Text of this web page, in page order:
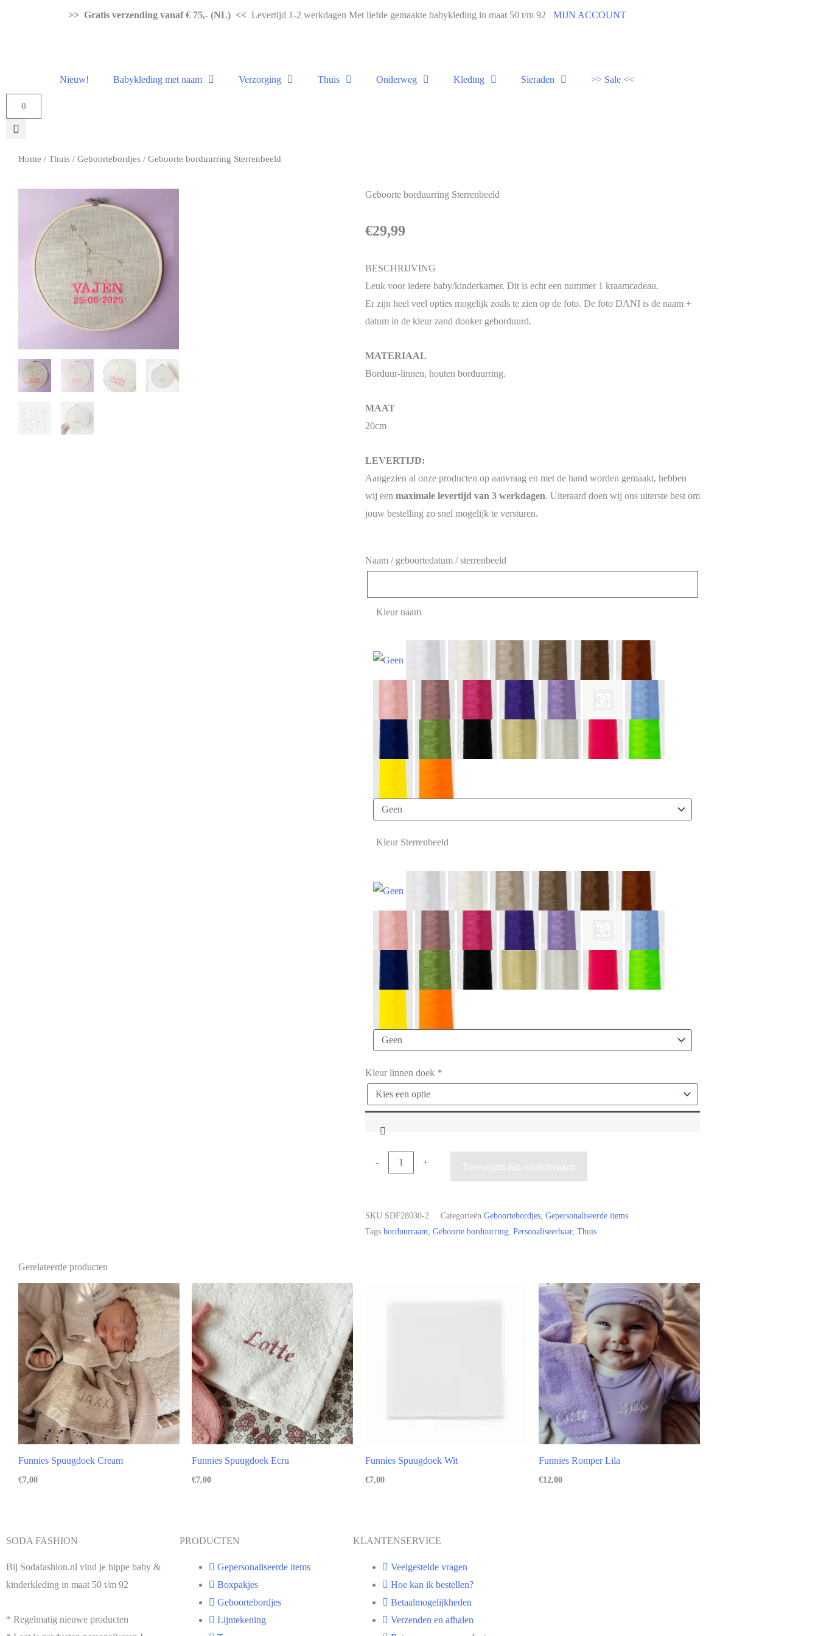
>> Gratis verzending vanaf € 75,- (NL) <<Levertijd 1-2 werkdagen Met liefde gemaakte babykleding in maat 50 t/m 92 MIJN ACCOUNT
Nieuw! Babykleding met naam Verzorging Thuis Onderweg Kleding Sieraden >> Sale <<
0
Home / Thuis / Geboortebordjes / Geboorte borduurring Sterrenbeeld
Geboorte borduurring Sterrenbeeld
€29,99
BESCHRIJVING
Leuk voor iedere baby/kinderkamer. Dit is echt een nummer 1 kraamcadeau.
Er zijn heel veel opties mogelijk zoals te zien op de foto. De foto DANI is de naam +
datum in de kleur zand donker geborduurd.
MATERIAAL
Borduur-linnen, houten borduurring.
MAAT
20cm
LEVERTIJD:
Aangezien al onze producten op aanvraag en met de hand worden gemaakt, hebben
wij een maximale levertijd van 3 werkdagen. Uiteraard doen wij ons uiterste best om
jouw bestelling zo snel mogelijk te versturen.
Naam / geboortedatum / sterrenbeeld
Kleur naam
Kleur Sterrenbeeld
Kleur linnen doek *
- + Toevoegen aan winkelwagen
SKU SDF28030-2 Categorieën Geboortebordjes Gepersonaliseerde items
Tags borduurraam Geboorte borduurring Personaliseerbaar, Thuis
Gerelateerde producten
Funnies Spuugdoek Cream
€7,00
Funnies Spuugdoek Ecru
€7,00
Funnies Spuugdoek Wit
€7,00
Funnies Romper Lila
€12,00
SODA FASHION
Bij Sodafashion.nl vind je hippe baby &
kinderkleding in maat 50 t/m 92
* Regelmatig nieuwe producten
PRODUCTEN
Gepersonaliseerde items
Boxpakjes
Geboortebordjes
Lijntekening
KLANTENSERVICE
Veelgestelde vragen
Hoe kan ik bestellen?
Betaalmogelijkheden
Verzenden en afhalen